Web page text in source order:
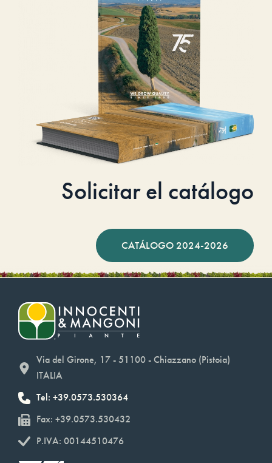
Solicitar el catálogo
CATÁLOGO 2024-2026
Via del Girone, 17 - 51100 - Chiazzano (Pistoia)
ITALIA
Tel: +39.0573.530364
Fax: +39.0573.530432
P.IVA: 00144510476